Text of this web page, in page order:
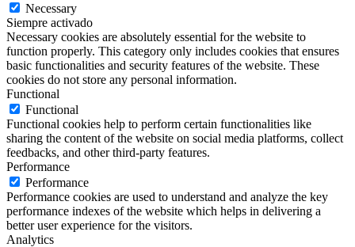
Necessary
Siempre activado
Necessary cookies are absolutely essential for the website to
function properly. This category only includes cookies that ensures
basic functionalities and security features of the website. These
cookies do not store any personal information.
Functional
Functional
Functional cookies help to perform certain functionalities like
sharing the content of the website on social media platforms, collect
feedbacks, and other third-party features.
Performance
Performance
Performance cookies are used to understand and analyze the key
performance indexes of the website which helps in delivering a
better user experience for the visitors.
Analytics